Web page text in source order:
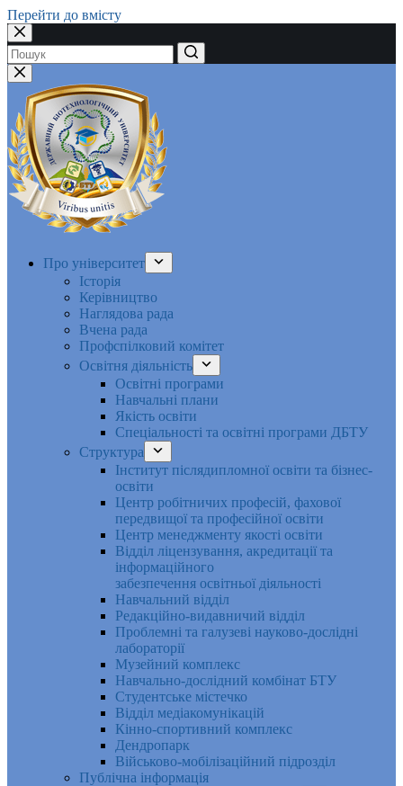
Перейти до вмісту
Немає
результатів
Про університет
Історія
Керівництво
Наглядова рада
Вчена рада
Профспілковий комітет
Освітня діяльність
Освітні програми
Навчальні плани
Якість освіти
Спеціальності та освітні програми ДБТУ
Структура
Інститут післядипломної освіти та бізнес-
освіти
Центр робітничих професій, фахової
передвищої та професійної освіти
Центр менеджменту якості освіти
Відділ ліцензування, акредитації та
інформаційного
забезпечення освітньої діяльності
Навчальний відділ
Редакційно-видавничий відділ
Проблемні та галузеві науково-дослідні
лабораторії
Музейний комплекс
Навчально-дослідний комбінат БТУ
Студентське містечко
Відділ медіакомунікацій
Кінно-спортивний комплекс
Дендропарк
Військово-мобілізаційний підрозділ
Публічна інформація